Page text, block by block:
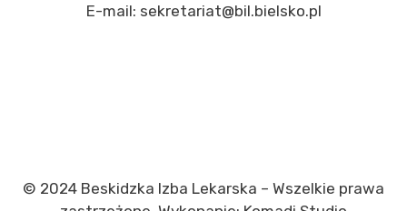
E-mail: sekretariat@bil.bielsko.pl
© 2024 Beskidzka Izba Lekarska – Wszelkie prawa